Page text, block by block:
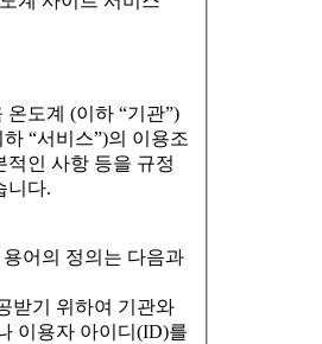
도계 (이하 “기관”)
“서비스”)의 이용조
적인 사항 등을 규정
니다.
어의 정의는 다음과
받기 위하여 기관와
이용자 아이디(ID)를